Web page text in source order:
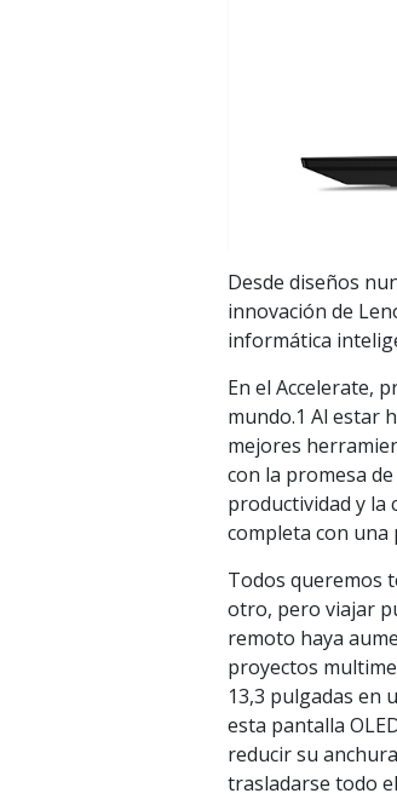
Desde diseños
innovación de
informática
En el Accelerate,
mundo.1 Al estar
mejores
con la promesa
productividad y la
completa con una
Todos queremos
otro, pero viajar
remoto haya
proyectos
13,3 pulgadas en
esta pantalla
reducir su
trasladarse todo